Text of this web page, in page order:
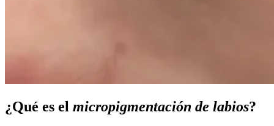
¿Qué es el micropigmentación de labios?